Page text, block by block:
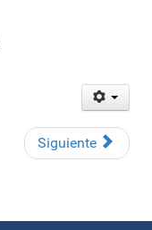
Siguiente